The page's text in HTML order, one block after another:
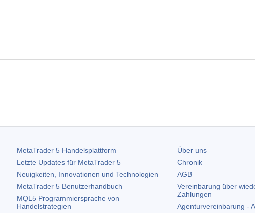
MetaTrader 5Handelsplattform
Letzte Updates für MetaTrader 5
Neuigkeiten, Innovationen und Technologien
MetaTrader 5Benutzerhandbuch
MQL5 Programmiersprache von
Handelstrategien
Über uns
Chronik
AGB
Vereinbarung über
Zahlungen
Agenturvereinbarung -